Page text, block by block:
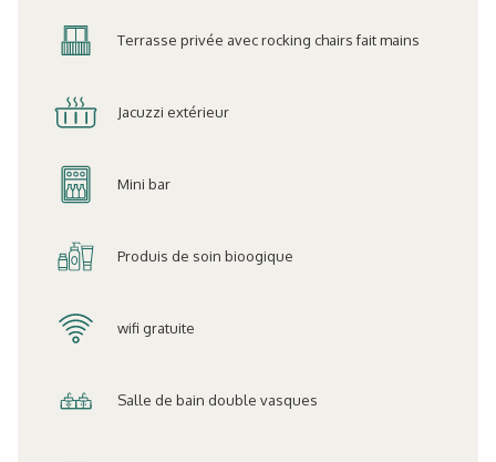
cliquant
Terrasse privée avec rocking chairs fait mains
Jacuzzi extérieur
Mini bar
Produis de soin bioogique
wifi gratuite
Salle de bain double vasques